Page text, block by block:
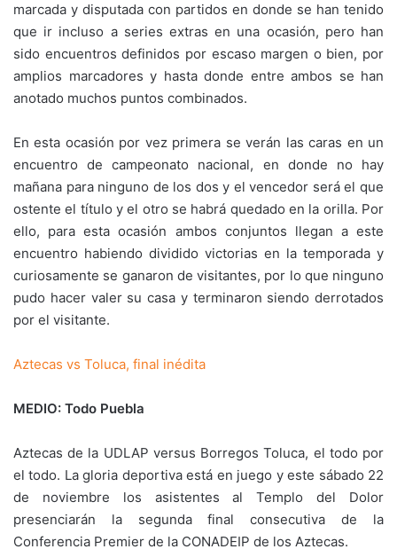
marcada y disputada con partidos en donde se han tenido
que ir incluso a series extras en una ocasión, pero han
sido encuentros definidos por escaso margen o bien, por
amplios marcadores y hasta donde entre ambos se han
anotado muchos puntos combinados.
En esta ocasión por vez primera se verán las caras en un
encuentro de campeonato nacional, en donde no hay
mañana para ninguno de los dos y el vencedor será el que
ostente el título y el otro se habrá quedado en la orilla. Por
ello, para esta ocasión ambos conjuntos llegan a este
encuentro habiendo dividido victorias en la temporada y
curiosamente se ganaron de visitantes, por lo que ninguno
pudo hacer valer su casa y terminaron siendo derrotados
por el visitante.
Aztecas vs Toluca, final inédita
MEDIO: Todo Puebla
Aztecas de la UDLAP versus Borregos Toluca, el todo por
el todo. La gloria deportiva está en juego y este sábado 22
de noviembre los asistentes al Templo del Dolor
presenciarán la segunda final consecutiva de la
Conferencia Premier de la CONADEIP de los Aztecas.